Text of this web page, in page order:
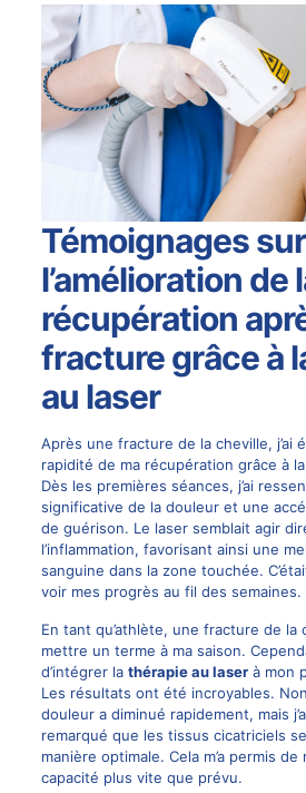
Témoignages sur
l’amélioration de
récupération
fracture grâce à
au laser
Après une fracture de la cheville, j’ai
rapidité de ma récupération grâce à la
Dès les premières séances, j’ai
significative de la douleur et une
de guérison. Le laser semblait agir
l’inflammation, favorisant ainsi une
sanguine dans la zone touchée.
voir mes progrès au fil des semaines.
En tant qu’athlète, une fracture de la
mettre un terme à ma saison.
d’intégrer la thérapie au laserà mon
Les résultats ont été incroyables.
douleur a diminué rapidement, mais
remarqué que les tissus cicatriciels
manière optimale. Cela m’a permis
capacité plus vite que prévu.